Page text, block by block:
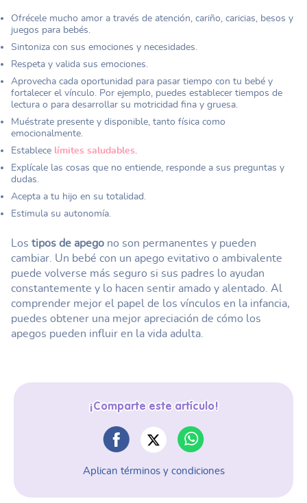
Ofrécele mucho amor a través de atención, cariño, caricias, besos y
juegos para bebés.
Sintoniza con sus emociones y necesidades.
Respeta y valida sus emociones.
Aprovecha cada oportunidad para pasar tiempo con tu bebé y
fortalecer el vínculo. Por ejemplo, puedes establecer tiempos de
lectura o para desarrollar su motricidad fina y gruesa.
Muéstrate presente y disponible, tanto física como
emocionalmente.
Establece límites saludables
Explícale las cosas que no entiende, responde a sus preguntas y
dudas.
Acepta a tu hijo en su totalidad.
Estimula su autonomía.
Los tipos de apego no son permanentes y pueden
cambiar. Un bebé con un apego evitativo o ambivalente
puede volverse más seguro si sus padres lo ayudan
constantemente y lo hacen sentir amado y alentado. Al
comprender mejor el papel de los vínculos en la infancia,
puedes obtener una mejor apreciación de cómo los
apegos pueden influir en la vida adulta.
¡Comparte este artículo!
Aplican términos y condiciones